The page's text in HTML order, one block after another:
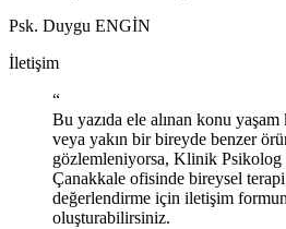
Psk. Duygu ENGİN
İletişim
“
Bu yazıda ele alınan konu
veya yakın bir bireyde benzer
gözlemleniyorsa, Klinik
Çanakkale ofisinde bireysel
değerlendirme için iletişim
oluşturabilirsiniz.